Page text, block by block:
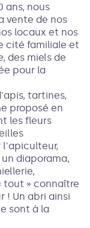
ans, nous
vente de nos
locaux et nos
cité familiale et
des miels de
pour la
tartines,
proposé en
les fleurs
l'apiculteur,
diaporama,
tout » connaître
! Un abri ainsi
sont à la